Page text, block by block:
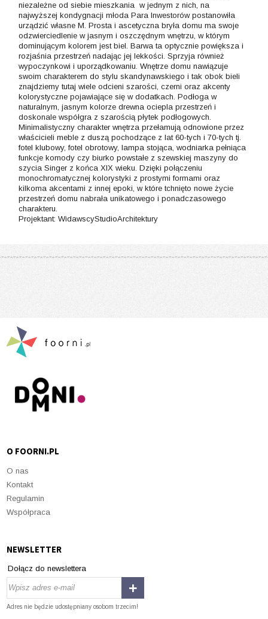
niezależne od siebie mieszkania  w jednym z nich, na
najwyższej kondygnacji młoda Para Inwestorów postanowiła
urządzić własne M. Prosta i ascetyczna bryła domu ma swoje
odzwierciedlenie w jasnym i oszczędnym wnętrzu, w którym
dominującym kolorem jest biel. Barwa ta optycznie powiększa i
rozjaśnia przestrzeń nadając jej lekkości. Sprzyja również
wypoczynkowi i uporządkowaniu. Wnętrze domu nawiązuje
swoim charakterem do stylu skandynawskiego i tak obok bieli
znajdziemy tutaj wiele odcieni szarości, czerni oraz akcenty
kolorystyczne pojawiające się w dodatkach. Podłoga w
naturalnym, jasnym kolorze drewna ociepla przestrzeń i
doskonale współgra z szarością płytek podłogowych.
Minimalistyczny charakter wnętrza przełamują odnowione przez
właścicieli meble z duszą pochodzące z lat 60-tych i 70-tych tj.
fotel klubowy, fotel obrotowy, lampa stojąca, wodniarka pełniąca
funkcje komody czy biurko powstałe z szewskiej maszyny do
szycia Singer z końca XIX wieku. Dzięki połączeniu
monochromatycznej kolorystyki z prostymi formami oraz
kilkoma akcentami z innej epoki, w które tchnięto nowe życie 
przestrzeń domu nabrała unikatowego i ponadczasowego
charakteru.
Projektant: WidawscyStudioArchitektury
O FOORNI.PL
O nas
Kontakt
Regulamin
Współpraca
NEWSLETTER
Dołącz do newslettera
Adres nie będzie udostępniany osobom trzecim!